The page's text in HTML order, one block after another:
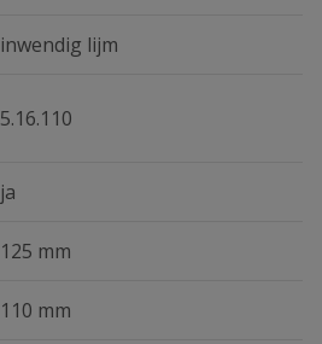
inwendig lijm
5.16.110
ja
125 mm
110 mm